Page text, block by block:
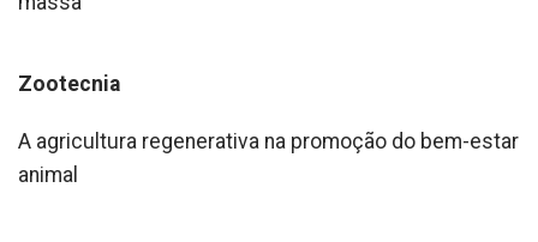
Zootecnia
A agricultura regenerativa na promoção do bem-estar
animal